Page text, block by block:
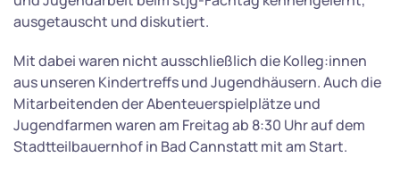
ausgetauscht und diskutiert.
Mit dabei waren nicht ausschließlich die Kolleg:innen
aus unseren Kindertreffs und Jugendhäusern. Auch die
Mitarbeitenden der Abenteuerspielplätze und
Jugendfarmen waren am Freitag ab 8:30 Uhr auf dem
Stadtteilbauernhof in Bad Cannstatt mit am Start.